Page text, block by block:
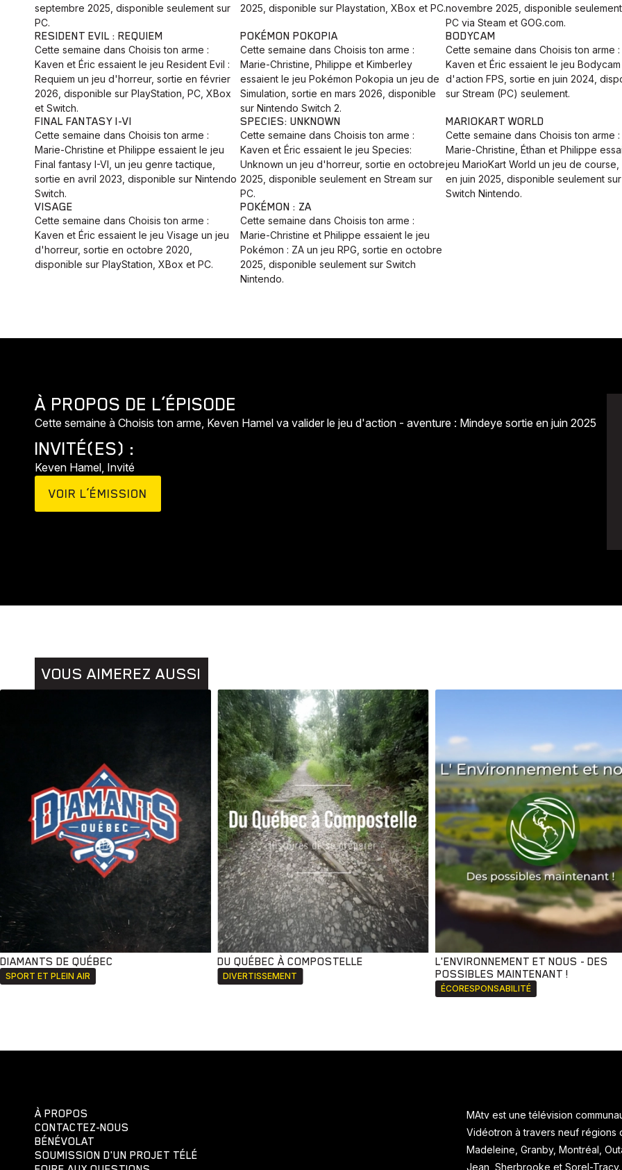
septembre 2025, disponible seulement sur
PC.
2025, disponible sur Playstation, XBox et PC.novembre 2025, disponible
PC via Steam et GOG.com.
RESIDENT EVIL : REQUIEM
Cette semaine dans Choisis ton arme :
Kaven et Éric essaient le jeu Resident Evil :
Requiem un jeu d'horreur, sortie en février
2026, disponible sur PlayStation, PC, XBox
et Switch.
POKÉMON POKOPIA
Cette semaine dans Choisis ton arme :
Marie-Christine, Philippe et Kimberley
essaient le jeu Pokémon Pokopia un jeu de
Simulation, sortie en mars 2026, disponible
sur Nintendo Switch 2.
BODYCAM
Cette semaine dans Choisis ton arme :
Kaven et Éric essaient le jeu
d'action FPS, sortie en juin 2024,
sur Stream (PC) seulement.
FINAL FANTASY I-VI
Cette semaine dans Choisis ton arme :
Marie-Christine et Philippe essaient le jeu
Final fantasy I-VI, un jeu genre tactique,
sortie en avril 2023, disponible sur Nintendo
Switch.
SPECIES: UNKNOWN
Cette semaine dans Choisis ton arme :
Kaven et Éric essaient le jeu Species:
Unknown un jeu d'horreur, sortie en octobre
2025, disponible seulement en Stream sur
PC.
MARIOKART WORLD
Cette semaine dans Choisis ton arme :
Marie-Christine, Éthan et Philippe
jeu MarioKart World un jeu de course,
en juin 2025, disponible seulement sur
Switch Nintendo.
VISAGE
Cette semaine dans Choisis ton arme :
Kaven et Éric essaient le jeu Visage un jeu
d'horreur, sortie en octobre 2020,
disponible sur PlayStation, XBox et PC.
POKÉMON : ZA
Cette semaine dans Choisis ton arme :
Marie-Christine et Philippe essaient le jeu
Pokémon : ZA un jeu RPG, sortie en octobre
2025, disponible seulement sur Switch
Nintendo.
À PROPOS DE L’ÉPISODE
Cette semaine à Choisis ton arme, Keven Hamel va valider le jeu d'action - aventure : Mindeye sortie en juin 2025
INVITÉ(ES) :
Keven Hamel, Invité
VOIR L’ÉMISSION
VOUS AIMEREZ AUSSI
DIAMANTS DE QUÉBEC
SPORT ET PLEIN AIR
DU QUÉBEC À COMPOSTELLE
DIVERTISSEMENT
L'ENVIRONNEMENT ET NOUS - DES
POSSIBLES MAINTENANT !
ÉCORESPONSABILITÉ
À PROPOS
CONTACTEZ-NOUS
BÉNÉVOLAT
SOUMISSION D'UN PROJET TÉLÉ
MAtv est une télévision
Vidéotron à travers neuf régions
Madeleine, Granby, Montréal,
Jean, Sherbrooke et Sorel-